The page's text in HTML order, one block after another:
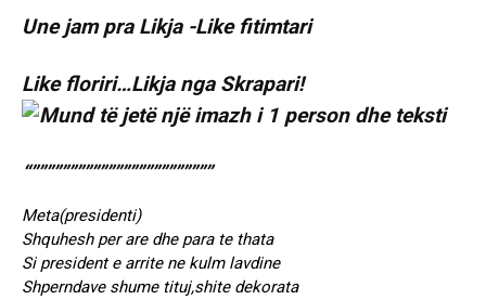
Une jam pra Likja -Like fitimtari
Like floriri…Likja nga Skrapari!
“””””””””””””””””””””””””
Meta(presidenti)
Shquhesh per are dhe para te thata
Si president e arrite ne kulm lavdine
Shperndave shume tituj,shite dekorata